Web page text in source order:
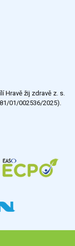
ankety
Hravě žij zdravě z. s.
01/002536/2025).